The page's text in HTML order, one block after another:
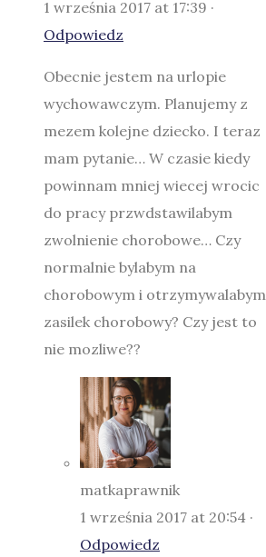
1 września 2017 at 17:39 ·
Odpowiedz
Obecnie jestem na urlopie
wychowawczym. Planujemy z
mezem kolejne dziecko. I teraz
mam pytanie… W czasie kiedy
powinnam mniej wiecej wrocic
do pracy przwdstawilabym
zwolnienie chorobowe… Czy
normalnie bylabym na
chorobowym i otrzymywalabym
zasilek chorobowy? Czy jest to
nie mozliwe??
matkaprawnik
1 września 2017 at 20:54 ·
Odpowiedz